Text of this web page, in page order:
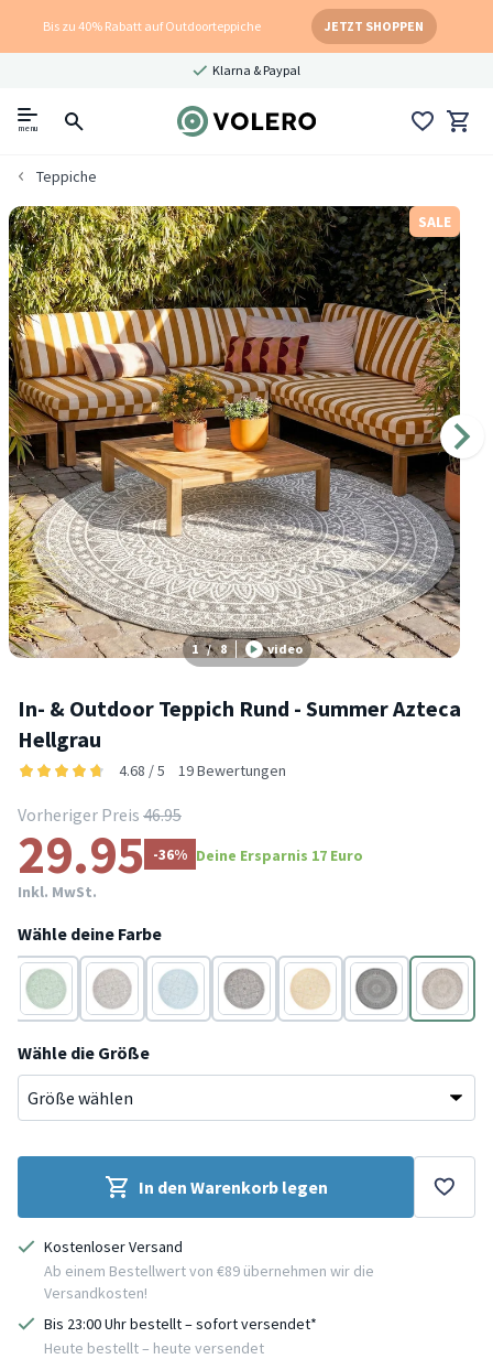
Bis zu 40% Rabatt auf Outdoorteppiche JETZT SHOPPEN
Klarna & Paypal
menu
Teppiche
SALE
1 / 8 video
In- & Outdoor Teppich Rund - Summer Azteca
Hellgrau
4.68 / 5 19 Bewertungen
Vorheriger Preis 46.95
29.95 -36% Deine Ersparnis 17 Euro
Inkl. MwSt.
Wähle deine Farbe
Grün Grau Blau Grau Gelb Grau
Grau
Wähle die Größe
In den Warenkorb legen
Kostenloser Versand
Ab einem Bestellwert von €89 übernehmen wir die
Versandkosten!
Bis 23:00 Uhr bestellt – sofort versendet*
Heute bestellt – heute versendet